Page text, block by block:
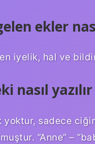
ekler
iyelik, hal ve
nasıl
yoktur, sadece
“Anne” –